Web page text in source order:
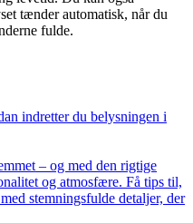
tænder automatisk, når du
fulde.
indretter du belysningen i
– og med den rigtige
og atmosfære. Få tips til,
stemningsfulde detaljer, der